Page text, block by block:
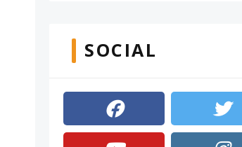
SOCIAL